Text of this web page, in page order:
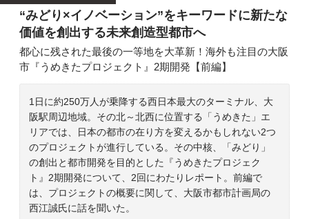
“みどり×イノベーション”をキーワードに新たな
価値を創出する未来創造型都市へ
都心に残された最後の一等地を大革新！海外も注目の大阪
市『うめきたプロジェクト』2期開発【前編】
1日に約250万人が乗降する西日本最大のターミナル、大
阪駅周辺地域。その北～北西に位置する「うめきた」エ
リアでは、日本の都市の在り方を変えるかもしれない2つ
のプロジェクトが進行している。その中核、「みどり」
の創出と都市開発を目的とした『うめきたプロジェク
ト』2期開発について、2回にわたりレポート。前編で
は、プロジェクトの概要に関して、大阪市都市計画局の
西江誠氏に話を聞いた。